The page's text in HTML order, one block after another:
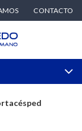
CONTACTO